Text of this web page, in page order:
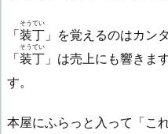
「装丁
そうてい
」を覚えるのはカン
「装丁
そうてい
」は売上にも響きま
す。
本屋にふらっと入って「こ